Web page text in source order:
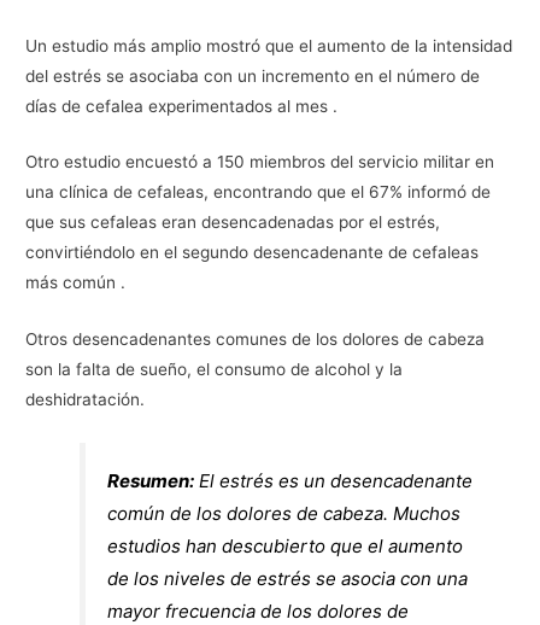
Un estudio más amplio mostró que el aumento de la intensidad
del estrés se asociaba con un incremento en el número de
días de cefalea experimentados al mes .
Otro estudio encuestó a 150 miembros del servicio militar en
una clínica de cefaleas, encontrando que el 67% informó de
que sus cefaleas eran desencadenadas por el estrés,
convirtiéndolo en el segundo desencadenante de cefaleas
más común .
Otros desencadenantes comunes de los dolores de cabeza
son la falta de sueño, el consumo de alcohol y la
deshidratación.
Resumen: El estrés es un desencadenante
común de los dolores de cabeza. Muchos
estudios han descubierto que el aumento
de los niveles de estrés se asocia con una
mayor frecuencia de los dolores de